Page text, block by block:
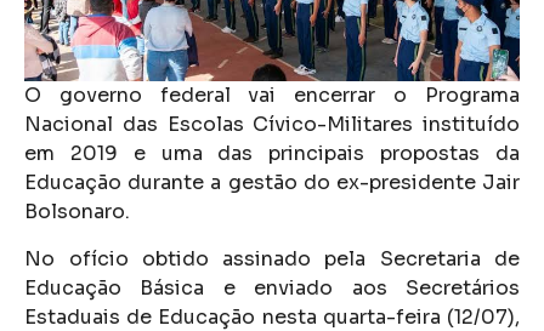
O governo federal vai encerrar o Programa
Nacional das Escolas Cívico-Militares instituído
em 2019 e uma das principais propostas da
Educação durante a gestão do ex-presidente Jair
Bolsonaro.
No ofício obtido
assinado pela Secretaria de
Educação Básica e enviado aos Secretários
Estaduais de Educação nesta quarta-feira (12/07),